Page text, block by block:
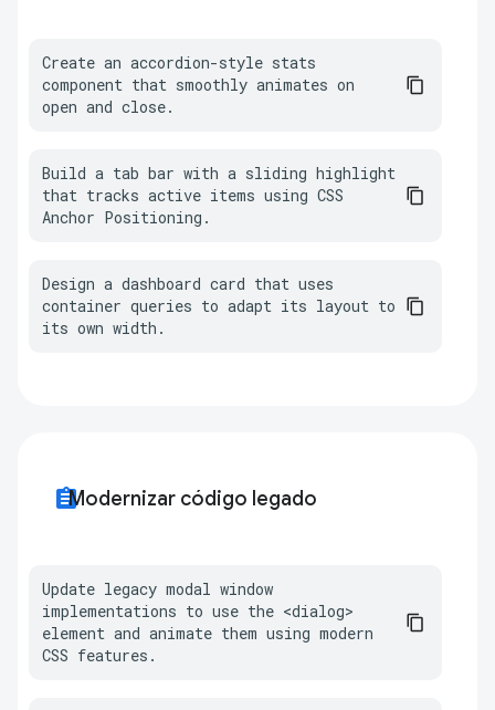
Create an accordion-style stats
component that smoothly animates on
open and close.
Build a tab bar with a sliding highlight
that tracks active items using CSS
Anchor Positioning.
Design a dashboard card that uses
container queries to adapt its layout to
its own width.
assignmentModernizar código legado
Update legacy modal window
implementations to use the <dialog>
element and animate them using modern
CSS features.